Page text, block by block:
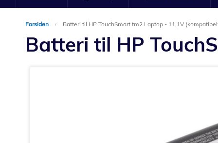
Forsiden Batteri til HP TouchSmart tm2 Laptop - 11,1V
Batteri til HP